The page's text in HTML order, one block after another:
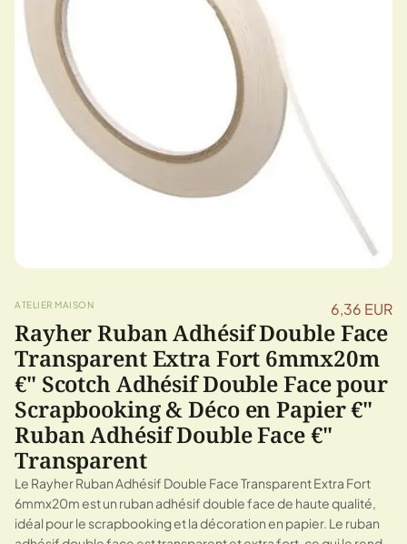
ATELIER MAISON 6,36 EUR
Rayher Ruban Adhésif Double Face
Transparent Extra Fort 6mmx20m
€" Scotch Adhésif Double Face pour
Scrapbooking & Déco en Papier €"
Ruban Adhésif Double Face €"
Transparent
Le Rayher Ruban Adhésif Double Face Transparent Extra Fort
6mmx20m est un ruban adhésif double face de haute qualité,
idéal pour le scrapbooking et la décoration en papier. Le ruban